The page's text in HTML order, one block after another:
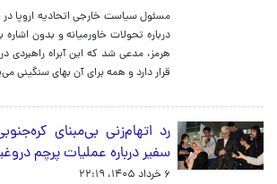
مسئول سیاست خارجی اتحادیه اروپا
درباره تحولات خاورمیانه و بدون
هرمز، مدعی شد که این آبراه
قرار دارد و همه برای آن بهای سنگینی
رد اتهام‌زنی بی‌مبنای
سفیر درباره عملیات پرچم
۶ خرداد ۱۴۰۵، ۲۲:۱۹